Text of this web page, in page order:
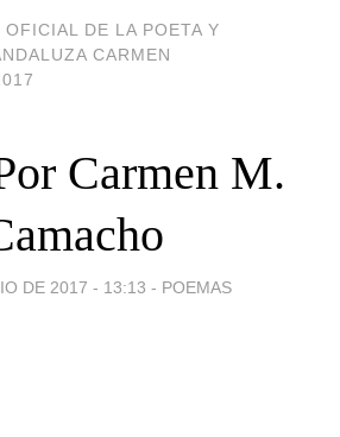
DE LA POETA Y
CARMEN
Carmen M.
DE 2017 - 13:13 - POEMAS